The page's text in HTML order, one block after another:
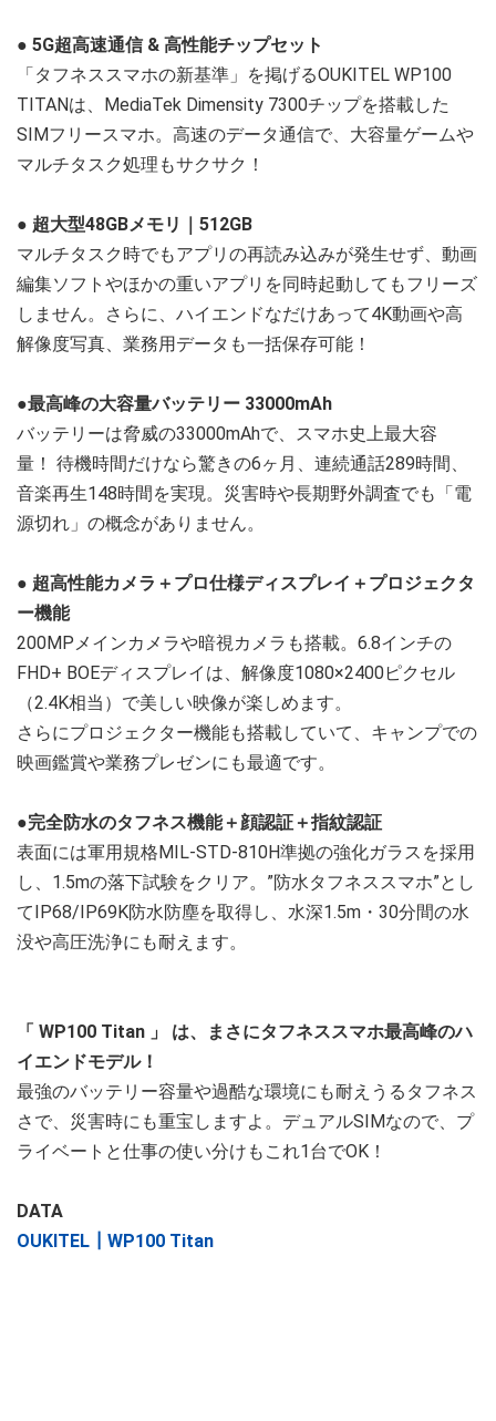
● 5G超高速通信 & 高性能チップセット
「タフネススマホ​​の新基準」を掲げるOUKITEL WP100
TITANは、​​MediaTek Dimensity 7300​​チップを搭載した
SIMフリースマホ。高速のデータ通信で、大容量ゲームや
マルチタスク処理もサクサク！
● 超大型48GBメモリ｜512GB
マルチタスク時でもアプリの再読み込みが発生せず、動画
編集ソフトやほかの重いアプリを同時起動してもフリーズ
しません。さらに、ハイエンドなだけあって4K動画や高
解像度写真、業務用データも一括保存可能！
●最高峰の大容量バッテリー 33000mAh
バッテリーは脅威の33000mAhで、スマホ史上最大容
量！ 待機時間だけなら驚きの​​6ヶ月​​、連続通話​​289時間​​、
音楽再生​1​48時間​​を実現。災害時や長期野外調査でも「電
源切れ」の概念がありません。
● 超高性能カメラ＋プロ仕様ディスプレイ＋プロジェクタ
ー機能
200MPメインカメラや暗視カメラも搭載。6.8インチの​​
FHD+ BOEディスプレイ​​は、解像度​​1080×2400ピクセル
（2.4K相当）で美しい映像が楽しめます。
さらにプロジェクター機能も搭載していて、キャンプでの
映画鑑賞や業務プレゼンにも最適です。
●完全防水のタフネス機能＋顔認証＋指紋認証
表面には​​軍用規格MIL-STD-810H準拠の強化ガラス​​を採用
し、1.5mの落下試験をクリア。​​”防水タフネススマホ”​​とし
て​​IP68/IP69K防水防塵​​を取得し、水深1.5m・30分間の水
没や高圧洗浄にも耐えます。
「 WP100 Titan 」
は、まさにタフネススマホ最高峰のハ
イエンドモデル！
最強のバッテリー容量や過酷な環境にも耐えうるタフネス
さで、災害時にも重宝しますよ。デュアルSIMなので、プ
ライベートと仕事の使い分けもこれ1台でOK！
DATA
OUKITEL┃WP100 Titan